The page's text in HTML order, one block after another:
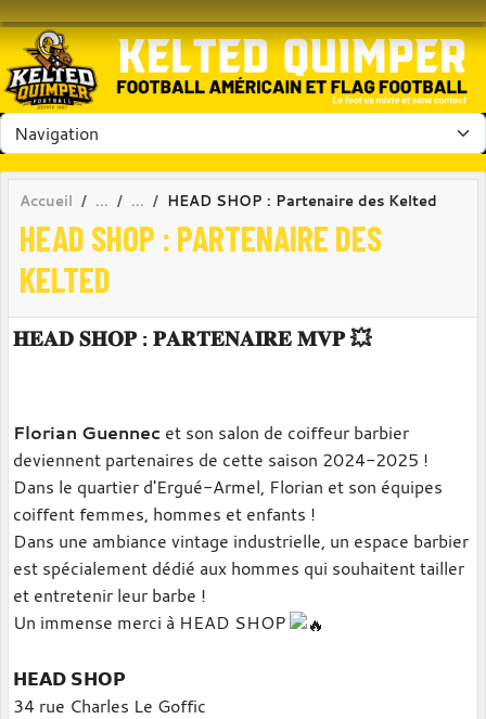
Accueil HEAD SHOP : Partenaire des Kelted
HEAD SHOP : PARTENAIRE DES
KELTED
𝐇𝐄𝐀𝐃 𝐒𝐇𝐎𝐏 : 𝐏𝐀𝐑𝐓𝐄𝐍𝐀𝐈𝐑𝐄 𝐌𝐕𝐏 💥
Florian Guennec et son salon de coiffeur barbier
deviennent partenaires de cette saison 2024-2025 !
Dans le quartier d'Ergué-Armel, Florian et son équipes
coiffent femmes, hommes et enfants !
Dans une ambiance vintage industrielle, un espace barbier
est spécialement dédié aux hommes qui souhaitent tailler
et entretenir leur barbe !
Un immense merci à HEAD SHOP
𝗛𝗘𝗔𝗗 𝗦𝗛𝗢𝗣
34 rue Charles Le Goffic
Panneau de gestion des cookies